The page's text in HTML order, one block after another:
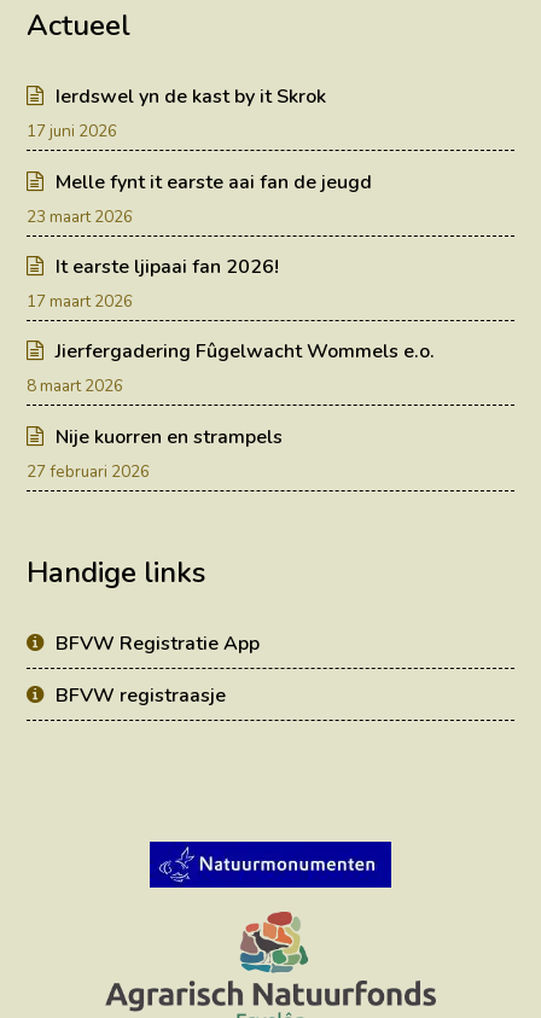
Actueel
Ierdswel yn de kast by it Skrok
17 juni 2026
Melle fynt it earste aai fan de jeugd
23 maart 2026
It earste ljipaai fan 2026!
17 maart 2026
Jierfergadering Fûgelwacht Wommels e.o.
8 maart 2026
Nije kuorren en strampels
27 februari 2026
Handige links
BFVW Registratie App
BFVW registraasje